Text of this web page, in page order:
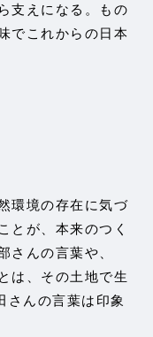
支えになる。もの
でこれからの日本
環境の存在に気づ
とが、本来のつく
さんの言葉や、
は、その土地で生
さんの言葉は印象